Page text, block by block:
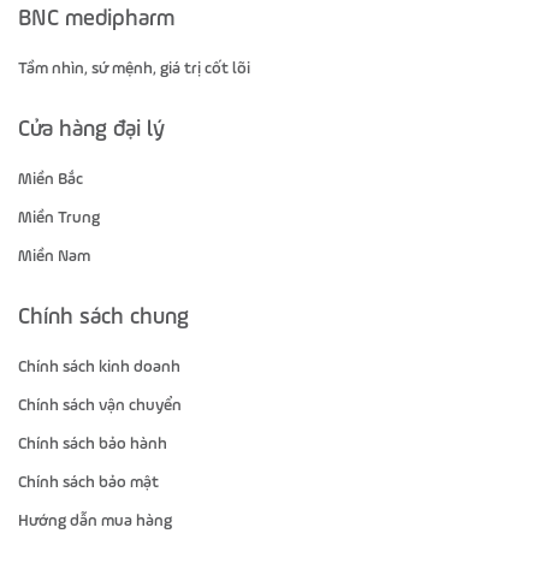
BNC medipharm
Tầm nhìn, sứ mệnh, giá trị cốt lõi
Cửa hàng đại lý
Miền Bắc
Miền Trung
Miền Nam
Chính sách chung
Chính sách kinh doanh
Chính sách vận chuyển
Chính sách bảo hành
Chính sách bảo mật
Hướng dẫn mua hàng